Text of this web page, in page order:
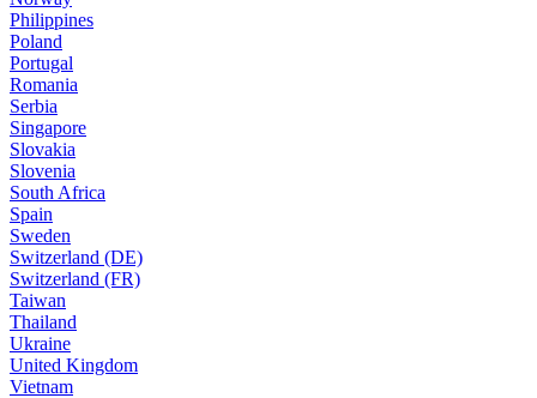
Philippines
Poland
Portugal
Romania
Serbia
Singapore
Slovakia
Slovenia
South Africa
Spain
Sweden
Switzerland (DE)
Switzerland (FR)
Taiwan
Thailand
Ukraine
United Kingdom
Vietnam